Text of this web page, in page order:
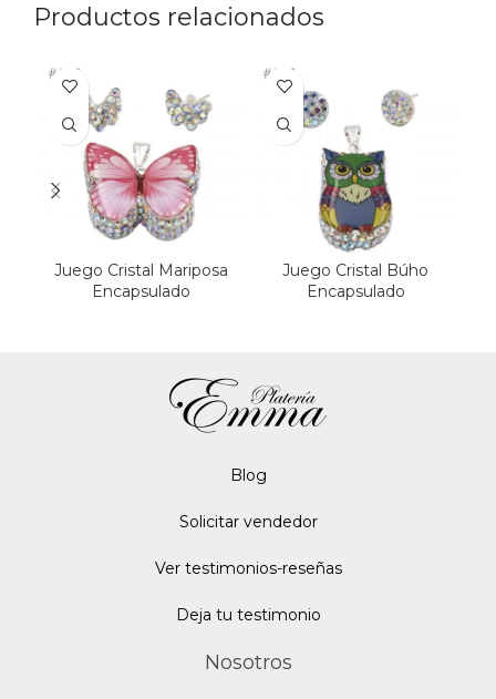
Productos relacionados
Juego Cristal Mariposa
Encapsulado
Juego Cristal Búho
Encapsulado
Blog
Solicitar vendedor
Ver testimonios-reseñas
Deja tu testimonio
Nosotros